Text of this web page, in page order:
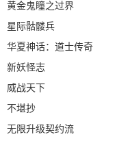
黄金鬼瞳之过界
星际骷髅兵
华夏神话：道士传奇
新妖怪志
威战天下
不堪抄
无限升级契约流